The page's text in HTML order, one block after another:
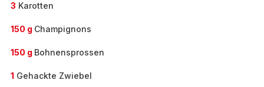
3 Karotten
150 g Champignons
150 g Bohnensprossen
1 Gehackte Zwiebel